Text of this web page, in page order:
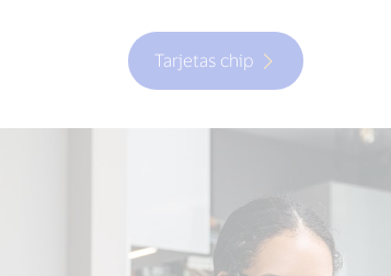
Tarjetas chip